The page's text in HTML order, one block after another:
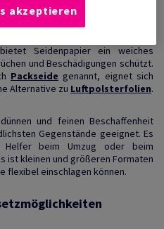
glattes und dünnes Papier, welche
Beim Verpacken von
Seidenpapier ein weiches
und Beschädigungen schützt.
Packseide genannt, eignet sich
Alternative zu Luftpolsterfolien.
und feinen Beschaffenheit
Gegenstände geeignet. Es
beim Umzug oder beim
ist kleinen und größeren Formaten
flexibel einschlagen können.
akzeptieren